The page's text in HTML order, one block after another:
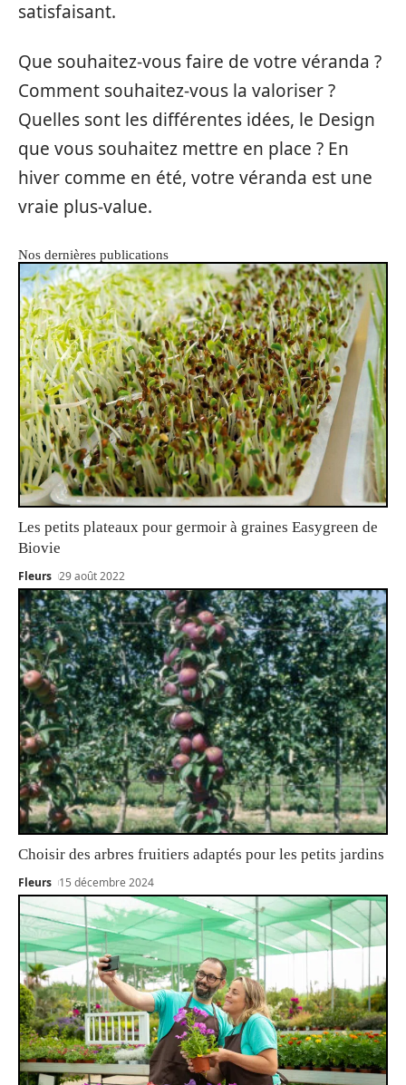
satisfaisant.
Que souhaitez-vous faire de votre véranda ?
Comment souhaitez-vous la valoriser ?
Quelles sont les différentes idées, le Design
que vous souhaitez mettre en place ? En
hiver comme en été, votre véranda est une
vraie plus-value.
Nos dernières publications
Les petits plateaux pour germoir à graines Easygreen de
Biovie
Fleurs 29 août 2022
Choisir des arbres fruitiers adaptés pour les petits jardins
Fleurs 15 décembre 2024